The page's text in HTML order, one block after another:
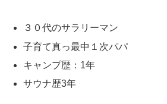
３０代のサラリーマン
子育て真っ最中１次パパ
キャンプ歴：1年
サウナ歴3年